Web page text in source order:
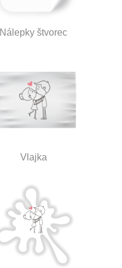
Nálepky štvorec
Vlajka